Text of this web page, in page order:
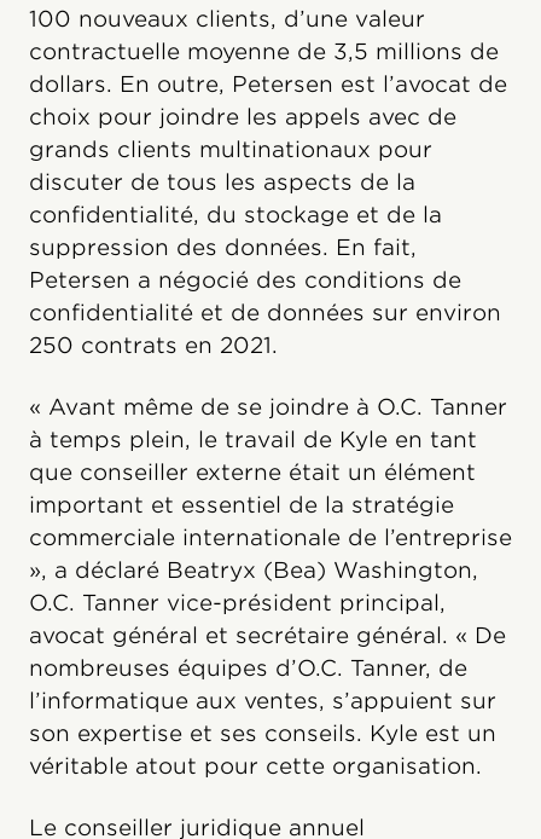
100 nouveaux clients, d’une valeur
contractuelle moyenne de 3,5 millions de
dollars. En outre, Petersen est l’avocat de
choix pour joindre les appels avec de
grands clients multinationaux pour
discuter de tous les aspects de la
confidentialité, du stockage et de la
suppression des données. En fait,
Petersen a négocié des conditions de
confidentialité et de données sur environ
250 contrats en 2021.
« Avant même de se joindre à O.C. Tanner
à temps plein, le travail de Kyle en tant
que conseiller externe était un élément
important et essentiel de la stratégie
commerciale internationale de l’entreprise
», a déclaré Beatryx (Bea) Washington,
O.C. Tanner vice-président principal,
avocat général et secrétaire général. « De
nombreuses équipes d’O.C. Tanner, de
l’informatique aux ventes, s’appuient sur
son expertise et ses conseils. Kyle est un
véritable atout pour cette organisation.
Le conseiller juridique annuel